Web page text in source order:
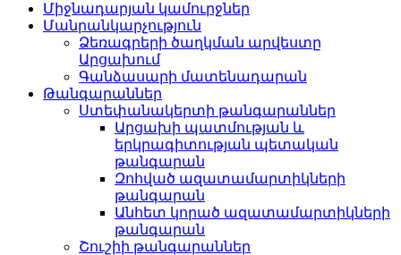
Միջնադարյան կամուրջներ
Մանրանկարչություն
Ձեռագրերի ծաղկման արվեստը
Արցախում
Գանձասարի մատենադարան
Թանգարաններ
Ստեփանակերտի թանգարաններ
Արցախի պատմության և
երկրագիտության պետական
թանգարան
Զոհված ազատամարտիկների
թանգարան
Անհետ կորած ազատամարտիկների
թանգարան
Շուշիի թանգարաններ